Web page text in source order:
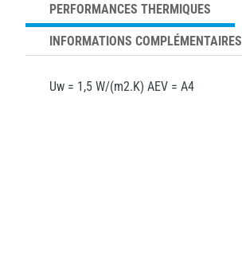
PERFORMANCES THERMIQUES
INFORMATIONS COMPLÉMENTAIRES
Uw = 1,5 W/(m2.K) AEV = A4